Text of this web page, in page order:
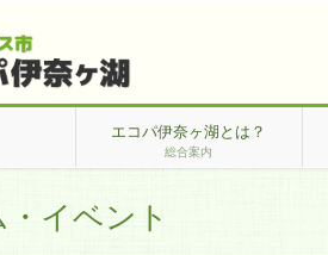
エコパ伊奈ヶ湖とは？
総合案内
イベント